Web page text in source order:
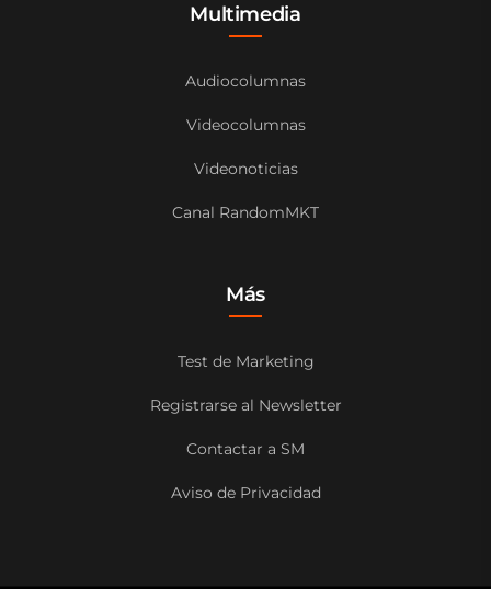
Multimedia
Audiocolumnas
Videocolumnas
Videonoticias
Canal RandomMKT
Más
Test de Marketing
Registrarse al Newsletter
Contactar a SM
Aviso de Privacidad